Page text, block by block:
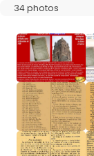
34 photos